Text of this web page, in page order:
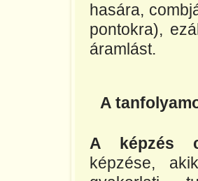
hasára,
pontokra),
áramlást.
A
A képzés
képzése,